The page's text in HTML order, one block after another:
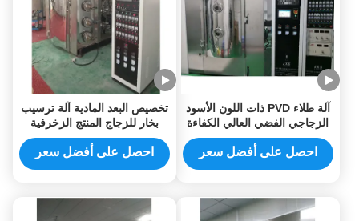
آلة طلاء PVD ذات اللون الأسود
الزجاجي الفضي العالي الكفاءة
في فوشان
احصل على أفضل سعر
تخصيص البعد المادية آلة ترسيب
بخار للزجاج المنتج الزخرفية
احصل على أفضل سعر